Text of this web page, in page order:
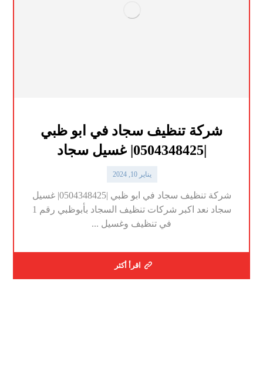
شركة تنظيف سجاد في ابو ظبي
|0504348425| غسيل سجاد
يناير 10, 2024
شركة تنظيف سجاد في ابو ظبي |0504348425| غسيل
سجاد نعد اكبر شركات تنظيف السجاد بأبوظبي رقم 1
في تنظيف وغسيل ...
اقرأ أكثر